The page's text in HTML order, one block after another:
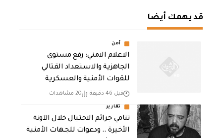
قد يهمك أيضا
أمن
الاعلام الامني: رفع مستوى
الجاهزية والاستعداد القتالي
للقوات الأمنية والعسكرية
قبل 46 دقيقة 20 مشاهدات
تقارير
تنامي جرائم الاحتيال خلال الآونة
الأخيرة .. ودعوات للجهات الأمنية